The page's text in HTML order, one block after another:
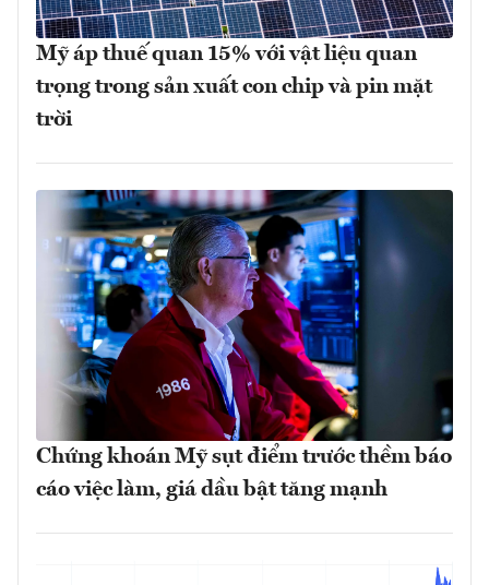
Mỹ áp thuế quan 15% với vật liệu quan
trọng trong sản xuất con chip và pin mặt
trời
Chứng khoán Mỹ sụt điểm trước thềm báo
cáo việc làm, giá dầu bật tăng mạnh